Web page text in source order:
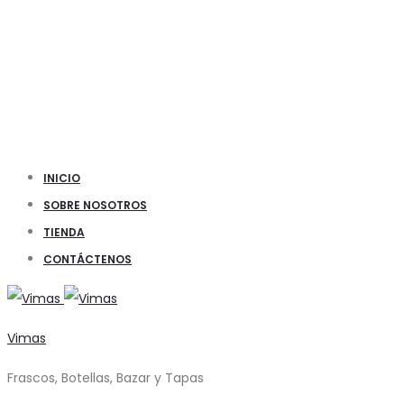
INICIO
SOBRE NOSOTROS
TIENDA
CONTÁCTENOS
Vimas
Frascos, Botellas, Bazar y Tapas